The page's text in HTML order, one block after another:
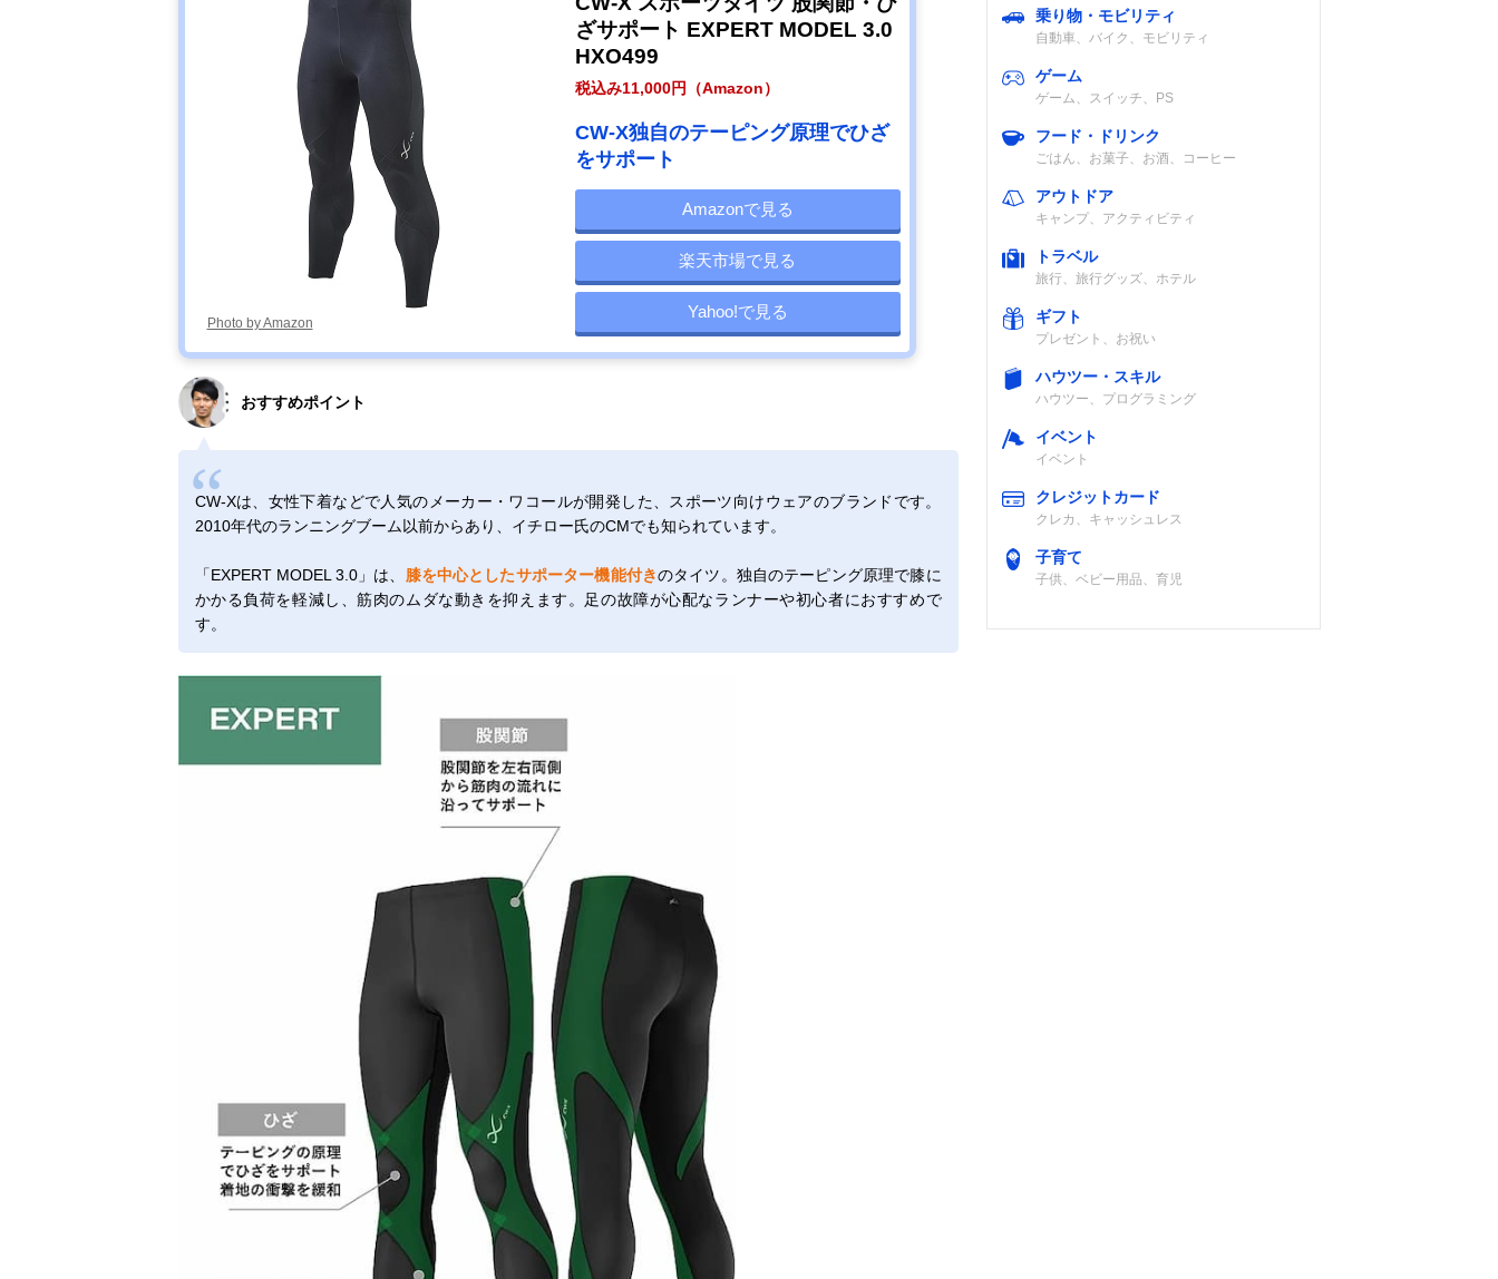
Photo by Amazon
ざサポート EXPERT MODEL 3.0
HXO499
税込み11,000円（Amazon）
CW-X独自のテーピング原理でひざ
をサポート
Amazonで見る
楽天市場で見る
Yahoo!で見る
おすすめポイント
CW‐Xは、女性下着などで人気のメーカー・ワコールが開発した、スポーツ向けウェアのブランドです。
2010年代のランニングブーム以前からあり、イチロー氏のCMでも知られています。
「EXPERT MODEL 3.0」は、 膝を中心としたサポーター機能付きのタイツ。独自のテーピング原理で膝に
かかる負荷を軽減し、筋肉のムダな動きを抑えます。足の故障が心配なランナーや初心者におすすめで
す。
乗り物・モビリティ
自動車、バイク、モビリティ
ゲーム
ゲーム、スイッチ、PS
フード・ドリンク
ごはん、お菓子、お酒、コーヒー
アウトドア
キャンプ、アクティビティ
トラベル
旅行、旅行グッズ、ホテル
ギフト
プレゼント、お祝い
ハウツー・スキル
ハウツー、プログラミング
イベント
イベント
クレジットカード
クレカ、キャッシュレス
子育て
子供、ベビー用品、育児